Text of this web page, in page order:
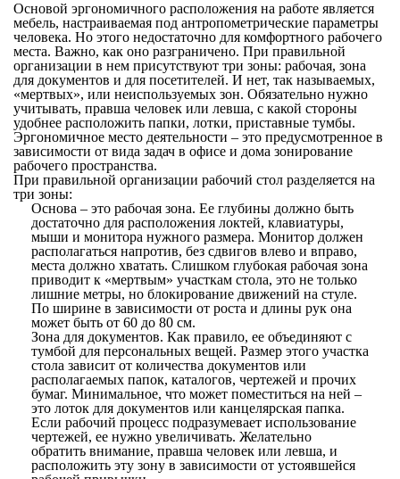
Основой эргономичного расположения на работе является
мебель, настраиваемая под антропометрические параметры
человека. Но этого недостаточно для комфортного рабочего
места. Важно, как оно разграничено. При правильной
организации в нем присутствуют три зоны: рабочая, зона
для документов и для посетителей. И нет, так называемых,
«мертвых», или неиспользуемых зон. Обязательно нужно
учитывать, правша человек или левша, с какой стороны
удобнее расположить папки, лотки, приставные тумбы.
Эргономичное место деятельности – это предусмотренное в
зависимости от вида задач в офисе и дома зонирование
рабочего пространства.
При правильной организации рабочий стол разделяется на
три зоны:
Основа – это рабочая зона. Ее глубины должно быть
достаточно для расположения локтей, клавиатуры,
мыши и монитора нужного размера. Монитор должен
располагаться напротив, без сдвигов влево и вправо,
места должно хватать. Слишком глубокая рабочая зона
приводит к «мертвым» участкам стола, это не только
лишние метры, но блокирование движений на стуле.
По ширине в зависимости от роста и длины рук она
может быть от 60 до 80 см.
Зона для документов. Как правило, ее объединяют с
тумбой для персональных вещей. Размер этого участка
стола зависит от количества документов или
располагаемых папок, каталогов, чертежей и прочих
бумаг. Минимальное, что может поместиться на ней –
это лоток для документов или канцелярская папка.
Если рабочий процесс подразумевает использование
чертежей, ее нужно увеличивать. Желательно
обратить внимание, правша человек или левша, и
расположить эту зону в зависимости от устоявшейся